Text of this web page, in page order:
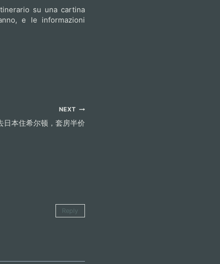
su una cartina
e le informazioni
NEXT
日本住希尔顿，套房半价
Reply